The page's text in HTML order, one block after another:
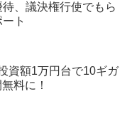
、議決権行使でもら
ト
資額1万円台で10ギガ
料に！